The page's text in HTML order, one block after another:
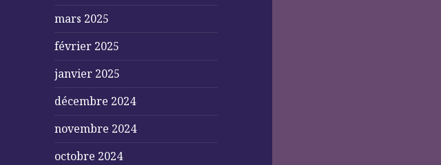
mars 2025
février 2025
janvier 2025
décembre 2024
novembre 2024
octobre 2024